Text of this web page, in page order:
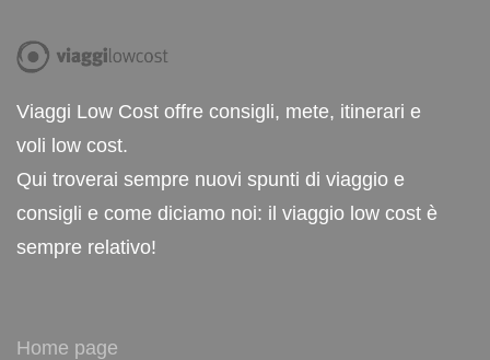
Viaggi Low Cost offre consigli, mete, itinerari e
voli low cost.
Qui troverai sempre nuovi spunti di viaggio e
consigli e come diciamo noi: il viaggio low cost è
sempre relativo!
Home page